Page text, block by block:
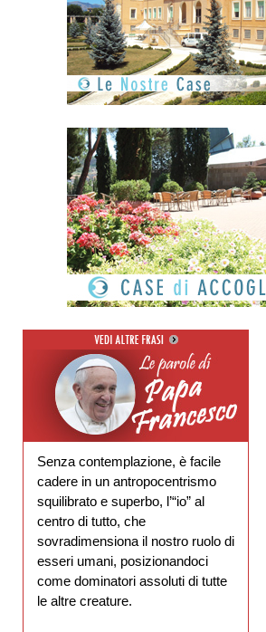
Senza contemplazione, è facile
cadere in un antropocentrismo
squilibrato e superbo, l’“io” al
centro di tutto, che
sovradimensiona il nostro ruolo di
esseri umani, posizionandoci
come dominatori assoluti di tutte
le altre creature.